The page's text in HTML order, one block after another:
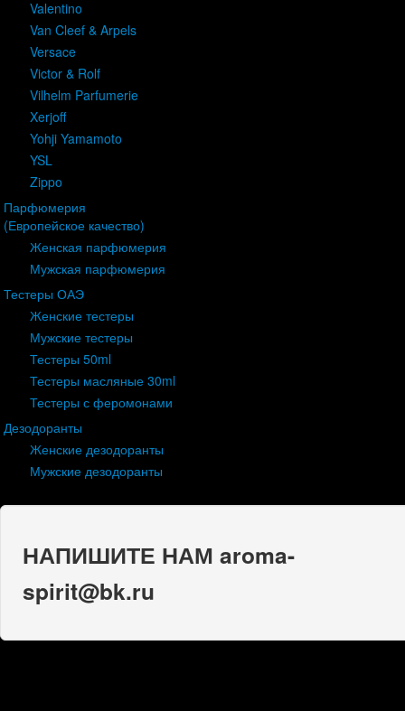
Valentino
Van Cleef & Arpels
Versace
Victor & Rolf
Vilhelm Parfumerie
Xerjoff
Yohji Yamamoto
YSL
Zippo
Парфюмерия
(Европейское качество)
Женская парфюмерия
Мужская парфюмерия
Тестеры ОАЭ
Женские тестеры
Мужские тестеры
Тестеры 50ml
Тестеры масляные 30ml
Тестеры с феромонами
Дезодоранты
Женские дезодоранты
Мужские дезодоранты
НАПИШИТЕ НАМ aroma-
spirit@bk.ru